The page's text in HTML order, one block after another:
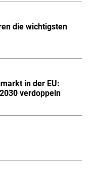
die wichtigsten
in der EU:
verdoppeln